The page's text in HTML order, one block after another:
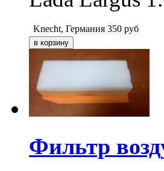
Knecht, Германия 350 руб
Фильтр